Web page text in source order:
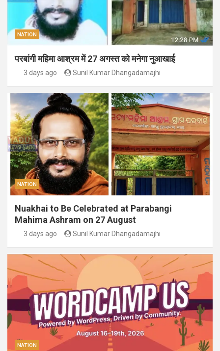
NATION
परबांगी महिमा आश्रम में 27 अगस्त को मनेगा नुआखाई
3 days ago Sunil Kumar Dhangadamajhi
NATION
Nuakhai to Be Celebrated at Parabangi
Mahima Ashram on 27 August
3 days ago Sunil Kumar Dhangadamajhi
NATION